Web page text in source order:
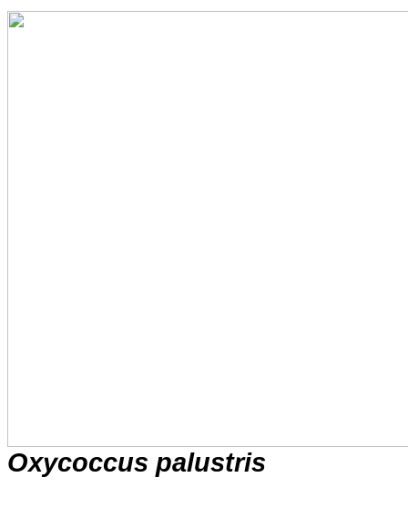
Oxycoccus palustris